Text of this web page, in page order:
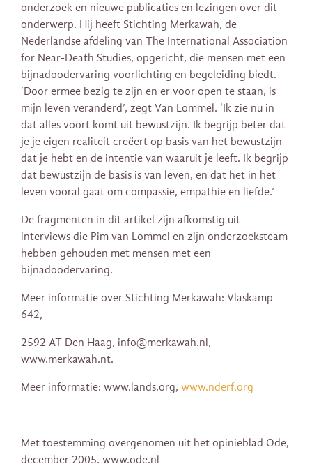
onderzoek en nieuwe publicaties en lezingen over dit
onderwerp. Hij heeft Stichting Merkawah, de
Nederlandse afdeling van The International Association
for Near-Death Studies, opgericht, die mensen met een
bijnadoodervaring voorlichting en begeleiding biedt.
‘Door ermee bezig te zijn en er voor open te staan, is
mijn leven veranderd’, zegt Van Lommel. ‘Ik zie nu in
dat alles voort komt uit bewustzijn. Ik begrijp beter dat
je je eigen realiteit creëert op basis van het bewustzijn
dat je hebt en de intentie van waaruit je leeft. Ik begrijp
dat bewustzijn de basis is van leven, en dat het in het
leven vooral gaat om compassie, empathie en liefde.’
De fragmenten in dit artikel zijn afkomstig uit
interviews die Pim van Lommel en zijn onderzoeksteam
hebben gehouden met mensen met een
bijnadoodervaring.
Meer informatie over Stichting Merkawah: Vlaskamp
642,
2592 AT Den Haag, info@merkawah.nl,
www.merkawah.nt.
Meer informatie: www.lands.org, www.nderf.org
Met toestemming overgenomen uit het opinieblad Ode,
december 2005. www.ode.nl